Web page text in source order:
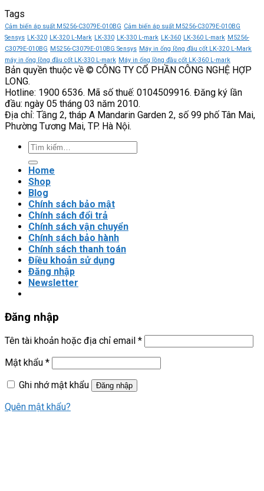
truyền
tải
mạnh
mẽ
Drive
SD700-
300D-
EB
VEICHI
FA
có
dễ
cài
đặt
giám
sát?
áp
suất
tích
cần
tay
Tags
Cảm biến áp suất M5256-C3079E-010BG Cảm biến áp suất M5256-C3079E-010BG
Sensys LK-320 LK-320 L-Mark LK-330 LK-330 L-mark LK-360 LK-360 L-mark M5256-
C3079E-010BG M5256-C3079E-010BG Sensys Máy in ống lồng đầu cốt LK-320 L-Mark
máy in ống lồng đầu cốt LK-330 L-mark Máy in ống lồng đầu cốt LK-360 L-mark
Bản quyền thuộc về © CÔNG TY CỔ PHẦN CÔNG NGHỆ HỢP
LONG.
Hotline: 1900 6536. Mã số thuế: 0104509916. Đăng ký lần
đầu: ngày 05 tháng 03 năm 2010.
Địa chỉ: Tầng 2, tháp A Mandarin Garden 2, số 99 phố Tân Mai,
Phường Tương Mai, TP. Hà Nội.
Tìm
Home
Shop
Blog
Chính sách bảo mật
Chính sách đổi trả
Chính sách vận chuyển
Chính sách bảo hành
Chính sách thanh toán
Điều khoản sử dụng
Đăng nhập
Newsletter
Đăng nhập
Tên tài khoản hoặc địa chỉ email *
Mật khẩu *
Ghi nhớ mật khẩu
Đăng nhập
Quên mật khẩu?